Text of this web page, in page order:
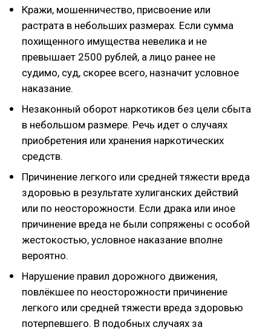
Кражи, мошенничество, присвоение или
растрата в небольших размерах. Если сумма
похищенного имущества невелика и не
превышает 2500 рублей, а лицо ранее не
судимо, суд, скорее всего, назначит условное
наказание.
Незаконный оборот наркотиков без цели сбыта
в небольшом размере. Речь идет о случаях
приобретения или хранения наркотических
средств.
Причинение легкого или средней тяжести вреда
здоровью в результате хулиганских действий
или по неосторожности. Если драка или иное
причинение вреда не были сопряжены с особой
жестокостью, условное наказание вполне
вероятно.
Нарушение правил дорожного движения,
повлёкшее по неосторожности причинение
легкого или средней тяжести вреда здоровью
потерпевшего. В подобных случаях за